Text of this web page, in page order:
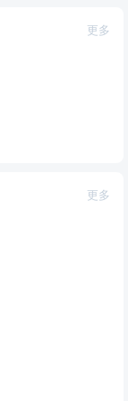
更多
更多